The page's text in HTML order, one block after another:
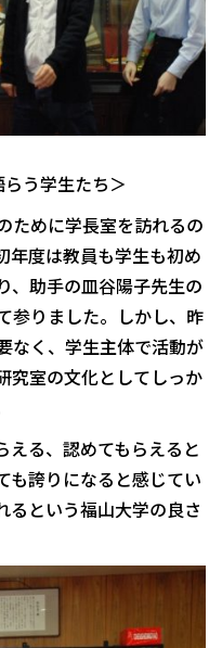
う学生たち＞
ために学長室を訪れるの
年度は教員も学生も初め
、助手の皿谷陽子先生の
参りました。しかし、昨
なく、学生主体で活動が
究室の文化としてしっか
える、認めてもらえると
も誇りになると感じてい
るという福山大学の良さ